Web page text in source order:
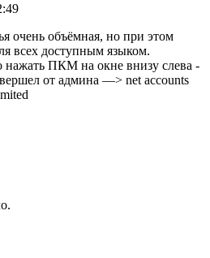
очень объёмная, но при этом
всех доступным языком.
ПКМ на окне внизу слева -
от админа —> net accounts